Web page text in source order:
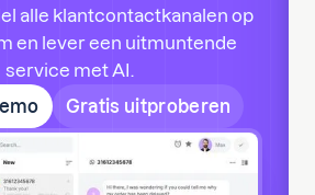
alle klantcontactkanalen op
en lever een uitmuntende
service met AI.
Gratis uitproberen